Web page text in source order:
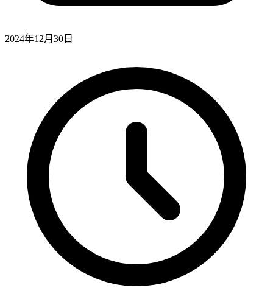
2024年12月30日